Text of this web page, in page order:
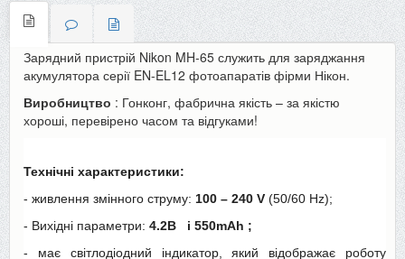
Зарядний пристрій Nikon MH-65 служить для заряджання
акумулятора серії EN-EL12 фотоапаратів фірми Нікон.
Виробництво : Гонконг, фабрична якість – за якістю
хороші, перевірено часом та відгуками!
Технічні характеристики:
- живлення змінного струму: 100 – 240 V (50/60 Hz);
- Вихідні параметри: 4.2В і 550mAh ;
- має світлодіодний індикатор, який відображає роботу